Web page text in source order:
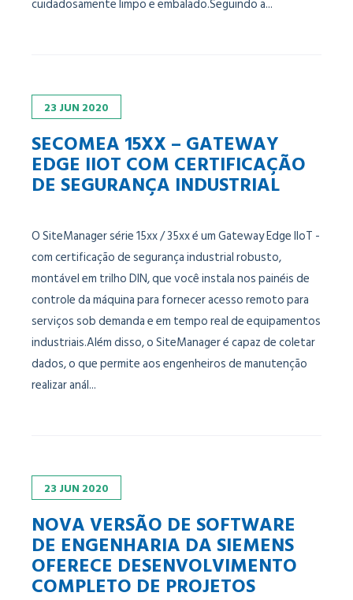
cuidadosamente limpo e embalado.Seguindo a...
23 JUN 2020
SECOMEA 15XX – GATEWAY
EDGE IIOT COM CERTIFICAÇÃO
DE SEGURANÇA INDUSTRIAL
O SiteManager série 15xx / 35xx é um Gateway Edge IIoT -
com certificação de segurança industrial robusto,
montável em trilho DIN, que você instala nos painéis de
controle da máquina para fornecer acesso remoto para
serviços sob demanda e em tempo real de equipamentos
industriais.Além disso, o SiteManager é capaz de coletar
dados, o que permite aos engenheiros de manutenção
realizar anál...
23 JUN 2020
NOVA VERSÃO DE SOFTWARE
DE ENGENHARIA DA SIEMENS
OFERECE DESENVOLVIMENTO
COMPLETO DE PROJETOS